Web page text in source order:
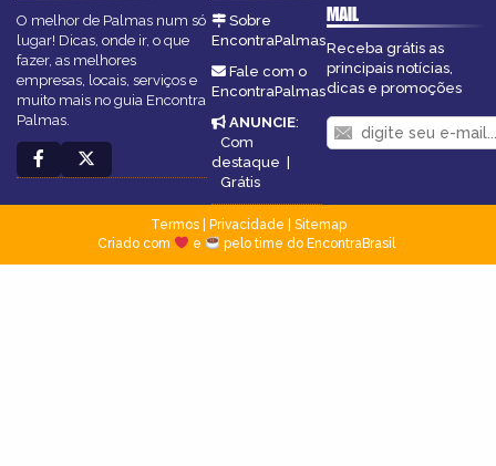
O melhor de Palmas num só
lugar! Dicas, onde ir, o que
fazer, as melhores
empresas, locais, serviços e
muito mais no guia Encontra
Palmas.
Sobre
EncontraPalmas
Fale com o
EncontraPalmas
ANUNCIE:
Com
destaque |
Grátis
MAIL
Receba grátis as
principais notícias,
dicas e promoções
Termos| Privacidade
Sitemap
Criado com
e pelo time do EncontraBrasil